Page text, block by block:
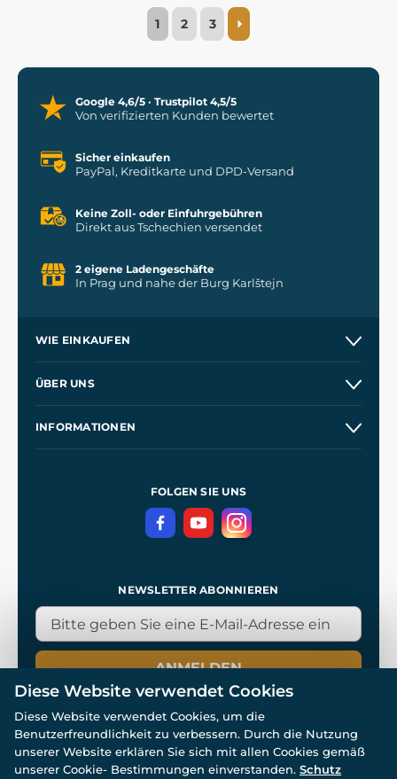
1 2 3
Google 4,6/5 · Trustpilot 4,5/5
Von verifizierten Kunden bewertet
Sicher einkaufen
PayPal, Kreditkarte und DPD-Versand
Keine Zoll- oder Einfuhrgebühren
Direkt aus Tschechien versendet
2 eigene Ladengeschäfte
In Prag und nahe der Burg Karlštejn
WIE EINKAUFEN
Kontakt
ÜBER UNS
INFORMATIONEN
DatenschutzerklärungFOLGEN SIE UNS
NEWSLETTER ABONNIEREN
ANMELDEN
© Alle Rechte vorbehalten. www.wulflund.de 2007-2026.
Diese Website verwendet Cookies
Diese Website verwendet Cookies, um die
Benutzerfreundlichkeit zu verbessern. Durch die Nutzung
unserer Website erklären Sie sich mit allen Cookies gemäß
unserer Cookie- Bestimmungen einverstanden. Schutz